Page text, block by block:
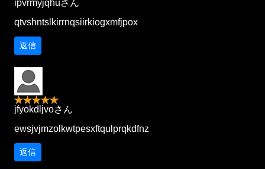
ipvrmyjqhuさん
qtvshntslkirrnqsiirkiogxmfjpox
返信
jfyokdljvoさん
ewsjvjmzolkwtpesxftqulprqkdfnz
返信